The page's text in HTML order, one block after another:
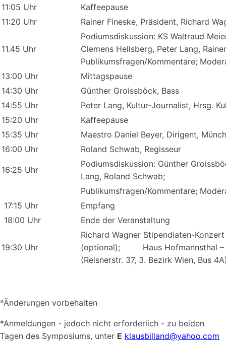
11:05 Uhr
Kaffeepause
11:20 Uhr
Rainer Fineske, Präsident, Richard
11.45 Uhr
Podiumsdiskussion: KS Waltraud
Clemens Hellsberg, Peter Lang,
Publikumsfragen/Kommentare;
13:00 Uhr
Mittagspause
14:30 Uhr
Günther Groissböck, Bass
14:55 Uhr
Peter Lang, Kultur-Journalist, Hrsg.
15:20 Uhr
Kaffeepause
15:35 Uhr
Maestro Daniel Beyer, Dirigent,
16:00 Uhr
Roland Schwab, Regisseur
16:25 Uhr
Podiumsdiskussion: Günther
Lang, Roland Schwab;
Publikumsfragen/Kommentare;
17:15 Uhr
Empfang
18:00 Uhr
Ende der Veranstaltung
19:30 Uhr
Richard Wagner Stipendiaten-
(optional); Haus Hofmannsthal –
(Reisnerstr. 37, 3. Bezirk Wien, Bus
*Änderungen vorbehalten
*Anmeldungen - jedoch nicht erforderlich - zu beiden
Tagen des Symposiums, unter E klausbilland@yahoo.com